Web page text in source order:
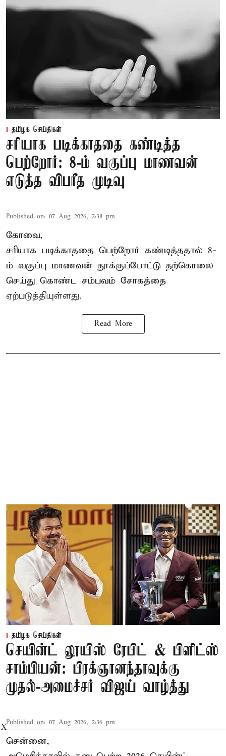
தமிழக செய்திகள்
சரியாக படிக்காததை கண்டித்த
பெற்றோர்: 8-ம் வகுப்பு மாணவன்
எடுத்த விபரீத முடிவு
Published on: 07 Aug 2026, 2:38 pm
கோவை,
சரியாக படிக்காததை பெற்றோர் கண்டித்ததால் 8-
ம் வகுப்பு மாணவன் தூக்குப்போட்டு தற்கொலை
செய்து கொண்ட சம்பவம் சோகத்தை
ஏற்படுத்தியுள்ளது.
Read More
தமிழக செய்திகள்
செயின்ட் லூயிஸ் ரேபிட் & பிளிட்ஸ்
சாம்பியன்: பிரக்ஞானந்தாவுக்கு
முதல்-அமைச்சர் விஜய் வாழ்த்து
Published on: 07 Aug 2026, 2:36 pm
சென்னை,
X